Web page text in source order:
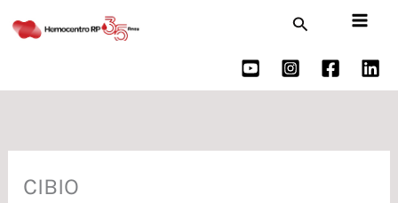
para
conteúdo
Pesquisar
CIBIO